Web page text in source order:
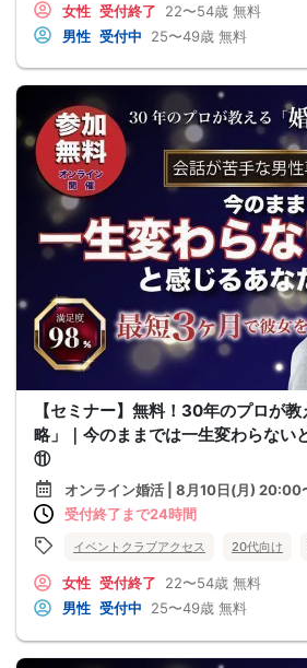
女性 受付終了 22〜54歳 無料
男性 受付中 25〜49歳 無料
【セミナー】無料！30年のプロが
略」｜今のままでは一生変わらない
⑪
オンライン婚活 | 8月10日(月) 20:00
受付終了まで24時間
イベントクラブアクセス 20代向け
女性 受付終了 22〜54歳 無料
男性 受付中 25〜49歳 無料